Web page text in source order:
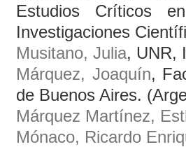
Estudios Críticos
Investigaciones
Musitano, Julia, UNR,
Márquez, Joaquín,
de Buenos Aires.
Márquez Martínez,
Mónaco, Ricardo